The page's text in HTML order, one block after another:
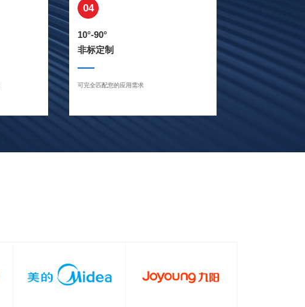
04
10°-90°
非标定制
可完全匹配您的应用需求